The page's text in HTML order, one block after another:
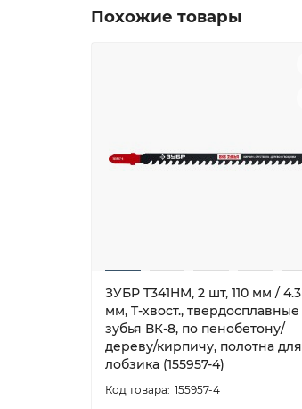
Похожие товары
ЗУБР T341HM, 2 шт, 110 мм / 4.3
мм, T-хвост., твердосплавные
зубья ВК-8, по пенобетону/
дереву/кирпичу, полотна для
лобзика (155957-4)
155957-4